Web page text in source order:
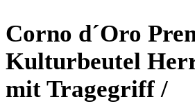
Corno d´Oro
Kulturbeutel
mit Tragegriff /